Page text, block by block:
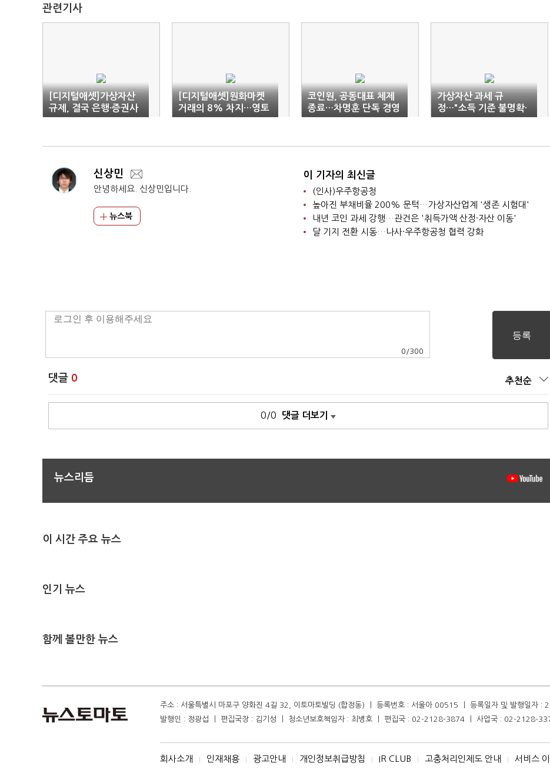
관련기사
[디지털애셋]가상자산
규제, 결국 은행·증권사
진입용 ‘길닦기’?
[디지털애셋]원화마켓
거래의 8% 차지…영토
넓히는 USDT
코인원, 공동대표 체제
종료…차명훈 단독 경영
복귀
가상자산 과세 규
정…"소득 기준 불명확·
이중과세 우려"
신상민
안녕하세요. 신상민입니다.
뉴스북
이 기자의 최신글
(인사)우주항공청
높아진 부채비율 200% 문턱…가상자산업계 '생존 시험대'
내년 코인 과세 강행…관건은 '취득가액 산정·자산 이동'
달 기지 전환 시동…나사·우주항공청 협력 강화
0 /300
댓글 0 추천순
0/0 댓글 더보기
뉴스리듬
이 시간 주요 뉴스
인기 뉴스
함께 볼만한 뉴스
주소 : 서울특별시 마포구 양화진 4길 32, 이토마토빌딩 (합정동) ㅣ 등록번호 : 서울아 00515 ㅣ 등록일자 및 발행일자 :
발행인 : 정광섭 ㅣ 편집국장 : 김기성 ㅣ 청소년보호책임자 : 최병호 ㅣ 편집국 : 02-2128-3874 ㅣ 사업국 : 02-2128-
회사소개 I 인재채용 I 광고안내 I 개인정보취급방침 I IR CLUB I 고충처리인제도 안내 I 서비스